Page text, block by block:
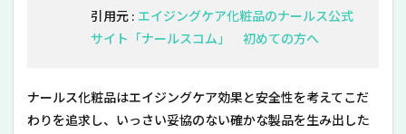
引用元 : エイジングケア化粧品のナールス公式
サイト「ナールスコム」 初めての方へ
ナールス化粧品はエイジングケア効果と安全性を考えてこだ
わりを追求し、いっさい妥協のない確かな製品を生み出した